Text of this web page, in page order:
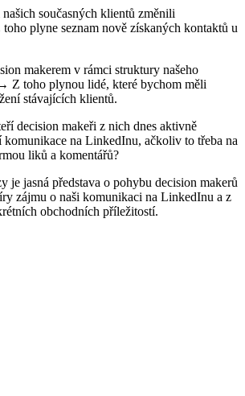
současných klientů změnili
plyne seznam nově získaných kontaktů u
makerem v rámci struktury našeho
Z toho plynou lidé, které bychom měli
stávajících klientů.
decision makeři z nich dnes aktivně
komunikace na LinkedInu, ačkoliv to třeba na
liků a komentářů?
je jasná představa o pohybu decision makerů
zájmu o naši komunikaci na LinkedInu a z
obchodních příležitostí.